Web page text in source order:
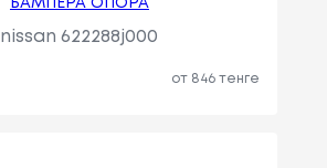
БАМПЕРА ОПОРА
nissan 622288j000
от 846 тенге